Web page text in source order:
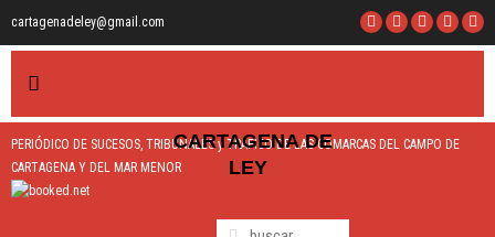
cartagenadeley@gmail.com
CARTAGENA DE
LEY
PERIÓDICO DE SUCESOS, TRIBUNALES y TRÁFICO DE LAS COMARCAS DEL CAMPO DE
CARTAGENA Y DEL MAR MENOR